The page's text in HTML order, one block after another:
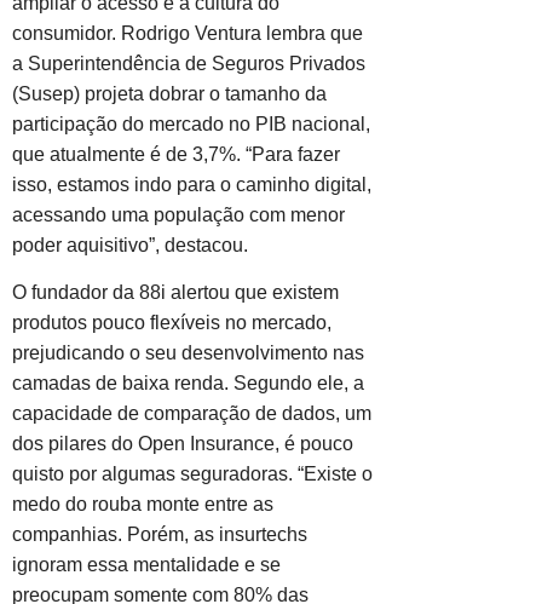
consumidor. Rodrigo Ventura lembra que
a Superintendência de Seguros Privados
(Susep) projeta dobrar o tamanho da
participação do mercado no PIB nacional,
que atualmente é de 3,7%. “Para fazer
isso, estamos indo para o caminho digital,
acessando uma população com menor
poder aquisitivo”, destacou.
O fundador da 88i alertou que existem
produtos pouco flexíveis no mercado,
prejudicando o seu desenvolvimento nas
camadas de baixa renda. Segundo ele, a
capacidade de comparação de dados, um
dos pilares do Open Insurance, é pouco
quisto por algumas seguradoras. “Existe o
medo do rouba monte entre as
companhias. Porém, as insurtechs
ignoram essa mentalidade e se
preocupam somente com 80% das